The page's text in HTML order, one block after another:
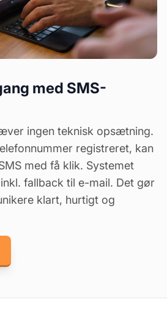
med SMS-
ingen teknisk opsætning.
registreret, kan
med få klik. Systemet
fallback til e-mail. Det gør
klart, hurtigt og